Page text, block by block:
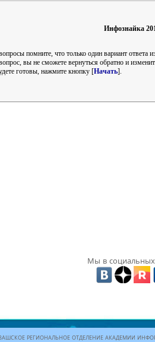
Инфознайка
помните, что только один вариант ответа
вы не сможете вернуться обратно и
готовы, нажмите кнопку [Начать].
Мы в социальных
РЕГИОНАЛЬНОЕ ОТДЕЛЕНИЕ АКАДЕМИИ